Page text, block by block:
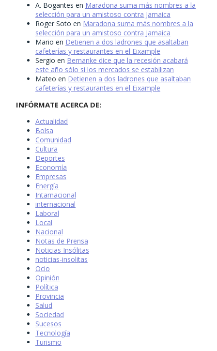
A. Bogantes en Maradona suma más nombres a la
selección para un amistoso contra Jamaica
Roger Soto en Maradona suma más nombres a la
selección para un amistoso contra Jamaica
Mario en Detienen a dos ladrones que asaltaban
cafeterías y restaurantes en el Eixample
Sergio en Bernanke dice que la recesión acabará
este año sólo si los mercados se estabilizan
Mateo en Detienen a dos ladrones que asaltaban
cafeterías y restaurantes en el Eixample
INFÓRMATE ACERCA DE:
Actualidad
Bolsa
Comunidad
Cultura
Deportes
Economía
Empresas
Energía
Intarnacional
internacional
Laboral
Local
Nacional
Notas de Prensa
Noticias Insólitas
noticias-insolitas
Ocio
Opinión
Política
Provincia
Salud
Sociedad
Sucesos
Tecnología
Turismo